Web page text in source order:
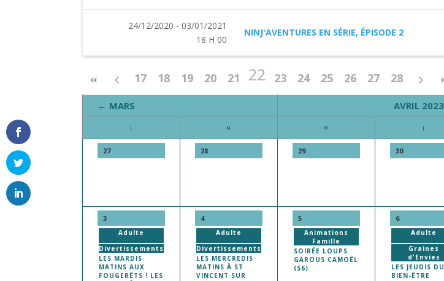
24/12/2020 - 03/01/2021
18 H 00
NINJ'AVENTURES EN SÉRIE, ÉPISODE 2
17 18 19 20 21 22 23 24 25 26 27 28
← MARS AVRIL 2023
L M M J
27 28 29 30
3
Adulte
Divertissements
LES MARDIS
MATINS AUX
FOUGERÊTS ! LES
4
Adulte
Divertissements
LES MERCREDIS
MATINS À ST
VINCENT SUR
5
Animations
Famille
SOIRÉE LOUPS
GAROUS CAMOËL
(56)
6
Adulte
Graines
d'Envies
LES JEUDIS DU
BIEN-ÊTRE